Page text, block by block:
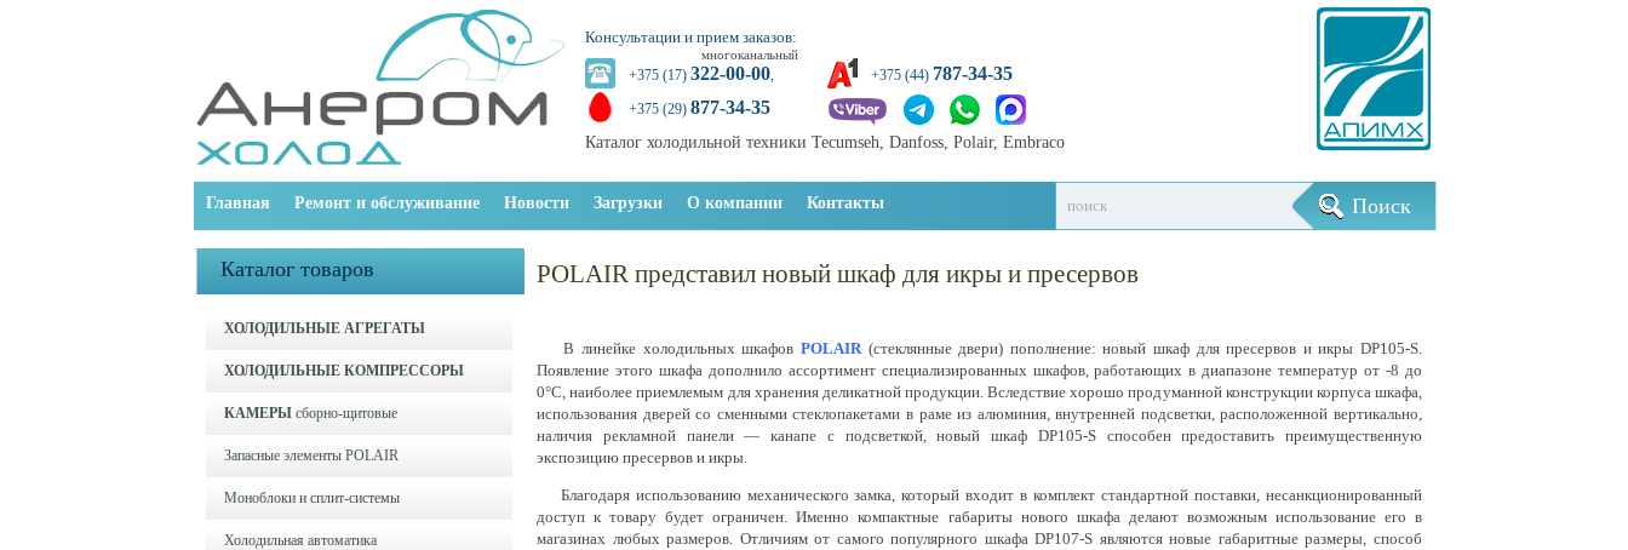
Консультации и прием заказов:
многоканальный
+375 (17) 322-00-00,
+375 (29) 877-34-35
+375 (44) 787-34-35
Каталог холодильной техники Tecumseh, Danfoss, Polair, Embraco
Главная Ремонт и обслуживание Новости Загрузки О компании Контакты
Каталог товаров
ХОЛОДИЛЬНЫЕ АГРЕГАТЫ
ХОЛОДИЛЬНЫЕ КОМПРЕССОРЫ
КАМЕРЫ сборно-щитовые
Запасные элементы POLAIR
Моноблоки и cплит-системы
Холодильная автоматика
POLAIR представил новый шкаф для икры и пресервов
В линейке холодильных шкафов POLAIR(стеклянные двери) пополнение: новый шкаф для пресервов и икры DP105-S.
Появление этого шкафа дополнило ассортимент специализированных шкафов, работающих в диапазоне температур от -8 до
0°C, наиболее приемлемым для хранения деликатной продукции. Вследствие хорошо продуманной конструкции корпуса шкафа,
использования дверей со сменными стеклопакетами в раме из алюминия, внутренней подсветки, расположенной вертикально,
наличия рекламной панели — канапе с подсветкой, новый шкаф DP105-S способен предоставить преимущественную
экспозицию пресервов и икры.
Благодаря использованию механического замка, который входит в комплект стандартной поставки, несанкционированный
доступ к товару будет ограничен. Именно компактные габариты нового шкафа делают возможным использование его в
магазинах любых размеров. Отличиям от самого популярного шкафа DP107-S являются новые габаритные размеры, способ